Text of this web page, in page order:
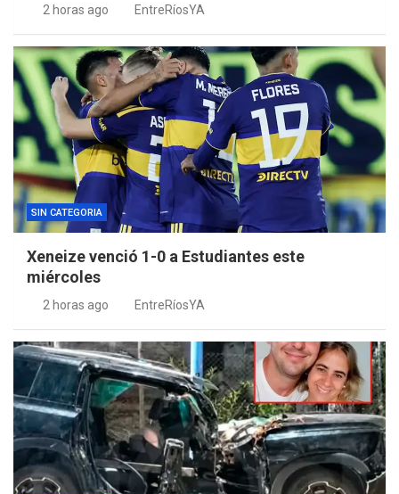
2 horas ago EntreRíosYA
SIN CATEGORIA
Xeneize venció 1-0 a Estudiantes este
miércoles
2 horas ago EntreRíosYA